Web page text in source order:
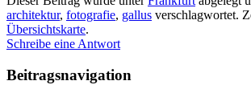
architektur, fotografie, gallus verschlagwortet.
Übersichtskarte.
Schreibe eine Antwort
Beitragsnavigation